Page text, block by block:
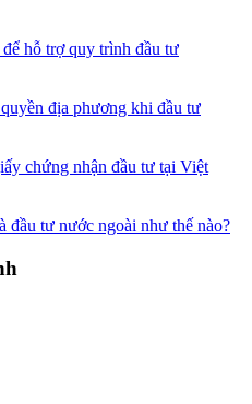
hỗ trợ quy trình đầu tư
địa phương khi đầu tư
chứng nhận đầu tư tại Việt
đầu tư nước ngoài như thế nào?